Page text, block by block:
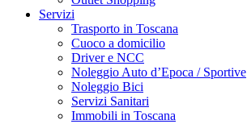
Servizi
Trasporto in Toscana
Cuoco a domicilio
Driver e NCC
Noleggio Auto d’Epoca / Sportive
Noleggio Bici
Servizi Sanitari
Immobili in Toscana